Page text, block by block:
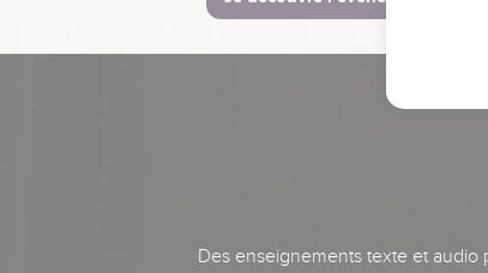
Des enseignements texte et audio